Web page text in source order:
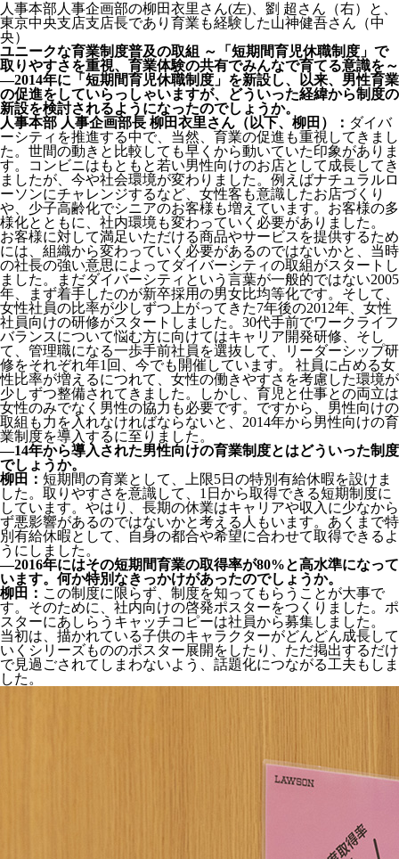
人事本部人事企画部の柳田衣里さん(左)、劉 超さん（右）と、
東京中央支店支店長であり育業も経験した山神健吾さん（中
央）
ユニークな育業制度普及の取組 ～「短期間育児休職制度」で
取りやすさを重視、育業体験の共有でみんなで育てる意識を～
―2014年に「短期間育児休職制度」を新設し、以来、男性育業
の促進をしていらっしゃいますが、どういった経緯から制度の
新設を検討されるようになったのでしょうか。
人事本部 人事企画部長 柳田衣里さん（以下、柳田）： ダイバ
ーシティを推進する中で、当然、育業の促進も重視してきまし
た。世間の動きと比較しても早くから動いていた印象がありま
す。コンビニはもともと若い男性向けのお店として成長してき
ましたが、今や社会環境が変わりました。例えばナチュラルロ
ーソンにチャレンジするなど、女性客も意識したお店づくり
や、少子高齢化でシニアのお客様も増えています。お客様の多
様化とともに、社内環境も変わっていく必要がありました。
お客様に対して満足いただける商品やサービスを提供するため
には、組織から変わっていく必要があるのではないかと、当時
の社長の強い意思によってダイバーシティの取組がスタートし
ました。まだダイバーシティという言葉が一般的ではない2005
年、まず着手したのが新卒採用の男女比均等化です。そして、
女性社員の比率が少しずつ上がってきた7年後の2012年、女性
社員向けの研修がスタートしました。30代手前でワークライフ
バランスについて悩む方に向けてはキャリア開発研修、そし
て、管理職になる一歩手前社員を選抜して、リーダーシップ研
修をそれぞれ年1回、今でも開催しています。 社員に占める女
性比率が増えるにつれて、女性の働きやすさを考慮した環境が
少しずつ整備されてきました。しかし、育児と仕事との両立は
女性のみでなく男性の協力も必要です。ですから、男性向けの
取組も力を入れなければならないと、2014年から男性向けの育
業制度を導入するに至りました。
―14年から導入された男性向けの育業制度とはどういった制度
でしょうか。
柳田： 短期間の育業として、上限5日の特別有給休暇を設けま
した。取りやすさを意識して、1日から取得できる短期制度に
しています。やはり、長期の休業はキャリアや収入に少なから
ず悪影響があるのではないかと考える人もいます。あくまで特
別有給休暇として、自身の都合や希望に合わせて取得できるよ
うにしました。
―2016年にはその短期間育業の取得率が80%と高水準になって
います。何か特別なきっかけがあったのでしょうか。
柳田： この制度に限らず、制度を知ってもらうことが大事で
す。そのために、社内向けの啓発ポスターをつくりました。ポ
スターにあしらうキャッチコピーは社員から募集しました。
当初は、描かれている子供のキャラクターがどんどん成長して
いくシリーズもののポスター展開をしたり、ただ掲出するだけ
で見過ごされてしまわないよう、話題化につながる工夫もしま
した。